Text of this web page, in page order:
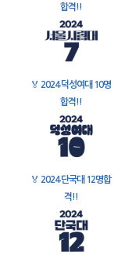
합격!!
🏅 2024 덕성여대 10명
합격!!
🏅 2024 단국대 12명합
격!!